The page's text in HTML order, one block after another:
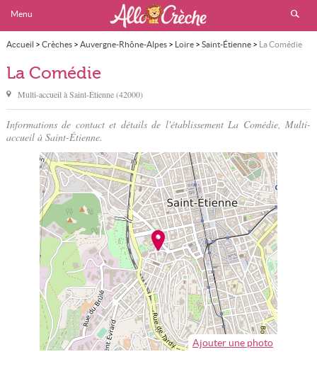
Menu
Accueil > Crèches> Auvergne-Rhône-Alpes> Loire> Saint-Étienne> La Comédie
La Comédie
Multi-accueil àSaint-Étienne(42000)
Informations de contact et détails de l'établissement La Comédie, Multi-
accueil à Saint-Étienne.
Ajouter une photo